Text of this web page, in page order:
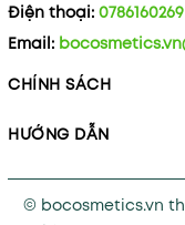
Điện thoại: 0786160269
Email:
CHÍNH SÁCH
HƯỚNG DẪN
© bocosmetics.vn